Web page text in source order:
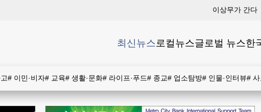
이상무가 간다
최신뉴스로컬뉴스글로벌 뉴스한
# 이민·비자# 교육# 생활·문화# 라이프·푸드# 종교# 업소탐방# 인물·인터뷰# 사